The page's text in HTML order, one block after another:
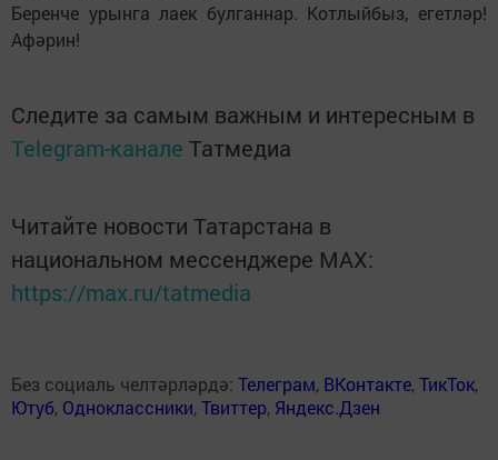
Беренче урынга лаек булганнар. Котлыйбыз, егетләр!
Афәрин!
Следите за самым важным и интересным в
Telegram-канале Татмедиа
Читайте новости Татарстана в
национальном мессенджере MАХ:
https://max.ru/tatmedia
Без социаль челтәрләрдә: Телеграм, ВКонтакте,ТикТок,
Ютуб, Одноклассники,Твиттер, Яндекс.Дзен